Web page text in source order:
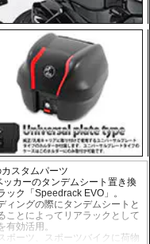
スタムパーツ
ッカーのタンデムシート置き換
ック「Speedrack EVO」。
ィングの際にタンデムシートと
ことによってリアラックとして
有効活用。
ポーツ、スポーツバイクに荷物